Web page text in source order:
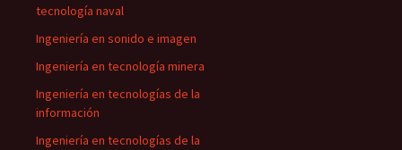
tecnología naval
Ingeniería en sonido e imagen
Ingeniería en tecnología minera
Ingeniería en tecnologías de la
información
Ingeniería en tecnologías de la